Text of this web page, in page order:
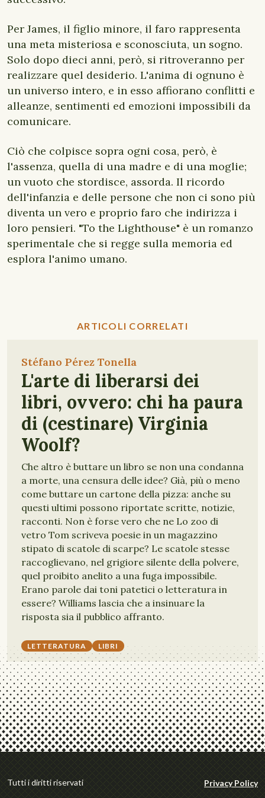
Per James, il figlio minore, il faro rappresenta
una meta misteriosa e sconosciuta, un sogno.
Solo dopo dieci anni, però, si ritroveranno per
realizzare quel desiderio. L'anima di ognuno è
un universo intero, e in esso affiorano conflitti e
alleanze, sentimenti ed emozioni impossibili da
comunicare.
Ciò che colpisce sopra ogni cosa, però, è
l'assenza, quella di una madre e di una moglie;
un vuoto che stordisce, assorda. Il ricordo
dell'infanzia e delle persone che non ci sono più
diventa un vero e proprio faro che indirizza i
loro pensieri. "To the Lighthouse" è un romanzo
sperimentale che si regge sulla memoria ed
esplora l'animo umano.
ARTICOLI CORRELATI
Stéfano Pérez Tonella
L'arte di liberarsi dei
libri, ovvero: chi ha paura
di (cestinare) Virginia
Woolf?
Che altro è buttare un libro se non una condanna
a morte, una censura delle idee? Già, più o meno
come buttare un cartone della pizza: anche su
questi ultimi possono riportate scritte, notizie,
racconti. Non è forse vero che ne Lo zoo di
vetro Tom scriveva poesie in un magazzino
stipato di scatole di scarpe? Le scatole stesse
raccoglievano, nel grigiore silente della polvere,
quel proibito anelito a una fuga impossibile.
Erano parole dai toni patetici o letteratura in
essere? Williams lascia che a insinuare la
risposta sia il pubblico affranto.
LETTERATURA LIBRI
Tutti i diritti riservati Privacy Policy